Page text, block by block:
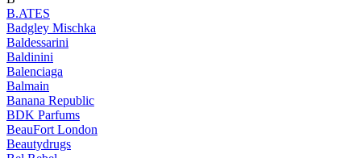
B.ATES
Badgley Mischka
Baldessarini
Baldinini
Balenciaga
Balmain
Banana Republic
BDK Parfums
BeauFort London
Beautydrugs